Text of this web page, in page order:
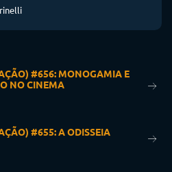
#656: MONOGAMIA E
NO CINEMA
#655: A ODISSEIA